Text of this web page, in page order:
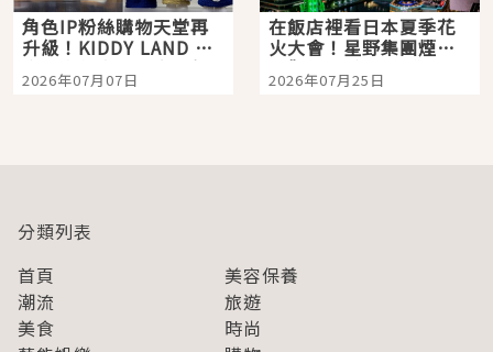
角色IP粉絲購物天堂再
升級！KIDDY LAND 原
宿店吉伊卡哇迎客，新
開幕 OMOKADO 店3分
2026年07月07日
在飯店裡看日本夏季花
火大會！星野集團煙火
景觀飯店6選，讓你不用
人擠人悠閒欣賞
2026年07月25日
分類列表
首頁
美容保養
潮流
旅遊
美食
時尚